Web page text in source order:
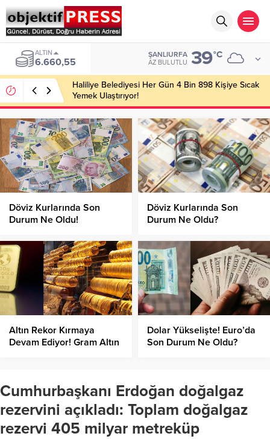
ALTIN
6.660,55
ŞANLIURFA
AZ BULUTLU 39°C
Haliliye Belediyesi Her Gün 4 Bin 898 Kişiye Sıcak
Yemek Ulaştırıyor!
Döviz Kurlarında Son
Durum Ne Oldu!
Döviz Kurlarında Son
Durum Ne Oldu?
Altın Rekor Kırmaya
Devam Ediyor! Gram Altın
Dolar Yükselişte! Euro’da
Son Durum Ne Oldu?
Cumhurbaşkanı Erdoğan doğalgaz
rezervini açıkladı: Toplam doğalgaz
rezervi 405 milyar metreküp